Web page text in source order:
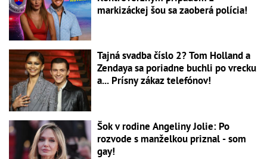
markizáckej šou sa zaoberá polícia!
Tajná svadba číslo 2? Tom Holland a
Zendaya sa poriadne buchli po vrecku
a... Prísny zákaz telefónov!
Šok v rodine Angeliny Jolie: Po
rozvode s manželkou priznal - som
gay!